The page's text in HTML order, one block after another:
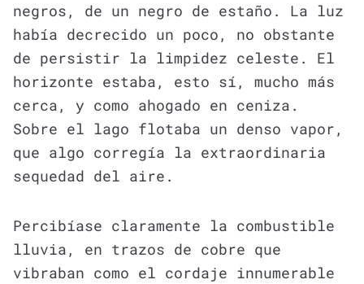
negros, de un negro de estaño. La luz
había decrecido un poco, no obstante
de persistir la limpidez celeste. El
horizonte estaba, esto sí, mucho más
cerca, y como ahogado en ceniza.
Sobre el lago flotaba un denso vapor,
que algo corregía la extraordinaria
sequedad del aire.
Percibíase claramente la combustible
lluvia, en trazos de cobre que
vibraban como el cordaje innumerable